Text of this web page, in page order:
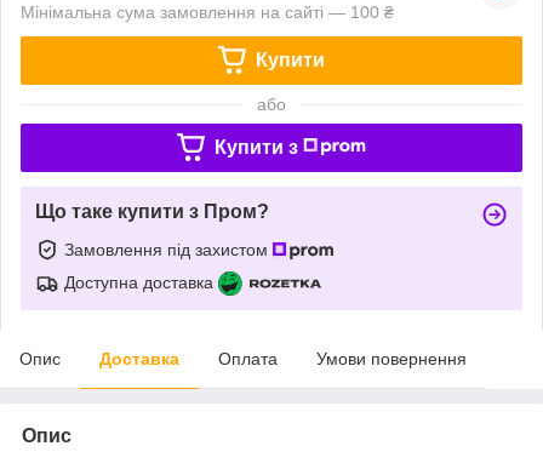
Мінімальна сума замовлення на сайті — 100 ₴
Купити
або
Купити з
Що таке купити з Пром?
Замовлення під захистом
Доступна доставка
Опис Доставка Оплата Умови повернення
Опис